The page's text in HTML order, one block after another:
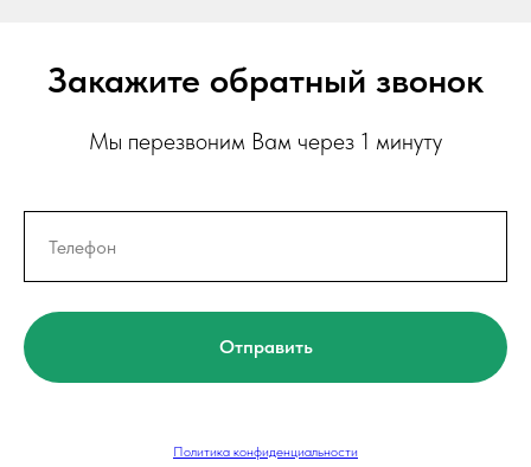
Закажите обратный звонок
Мы перезвоним Вам через 1 минуту
Отправить
Политика конфиденциальности